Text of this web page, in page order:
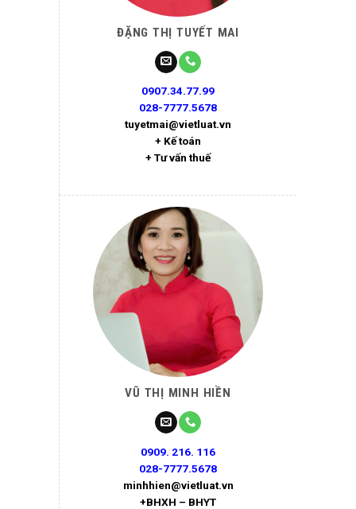
ĐẶNG THỊ TUYẾT MAI
0907.34.77.99
028-7777.5678
tuyetmai@vietluat.vn
+ Kế toán
+ Tư vấn thuế
VŨ THỊ MINH HIỀN
0909. 216. 116
028-7777.5678
minhhien@vietluat.vn
+BHXH – BHYT